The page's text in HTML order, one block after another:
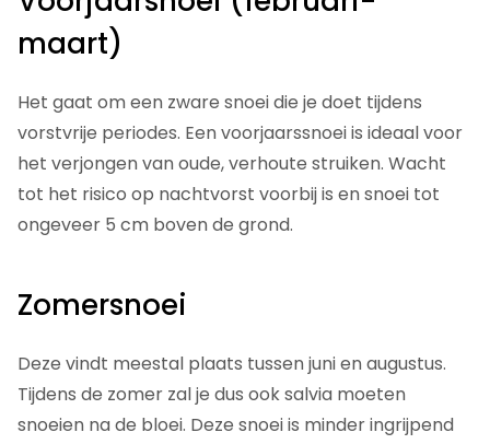
maart)
Het gaat om een zware snoei die je doet tijdens
vorstvrije periodes. Een voorjaarssnoei is ideaal voor
het verjongen van oude, verhoute struiken. Wacht
tot het risico op nachtvorst voorbij is en snoei tot
ongeveer 5 cm boven de grond.
Zomersnoei
Deze vindt meestal plaats tussen juni en augustus.
Tijdens de zomer zal je dus ook salvia moeten
snoeien na de bloei. Deze snoei is minder ingrijpend